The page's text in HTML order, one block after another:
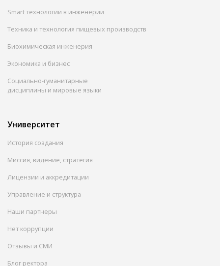
Smart технологии в инженерии
Техника и технология пищевых производств
Биохимическая инженерия
Экономика и бизнес
Социально-гуманитарные
дисциплины и мировые языки
Университет
История создания
Миссия, видение, стратегия
Лицензии и аккредитации
Управление и структура
Наши партнеры
Нет коррупции
Отзывы и СМИ
Блог ректора